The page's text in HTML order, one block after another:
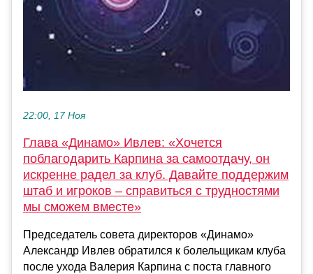
22:00, 17 Ноя
Глава «Динамо» Ивлев: «Хочется
поблагодарить Карпина за самоотдачу, он
искренне радел за клуб. Давайте поддержим
штаб и игроков – справиться с трудностями
мы сможем вместе»
Председатель совета директоров «Динамо»
Александр Ивлев обратился к болельщикам клуба
после ухода Валерия Карпина с поста главного